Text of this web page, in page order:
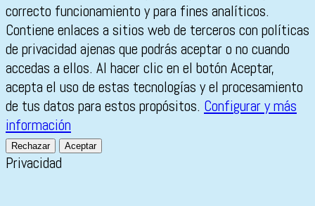
correcto funcionamiento y para fines analíticos.
Contiene enlaces a sitios web de terceros con políticas
de privacidad ajenas que podrás aceptar o no cuando
accedas a ellos. Al hacer clic en el botón Aceptar,
acepta el uso de estas tecnologías y el procesamiento
de tus datos para estos propósitos. Configurar y más
información
Rechazar Aceptar
Privacidad